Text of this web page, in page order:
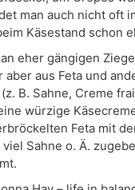
man auch nicht oft
Käsestand schon
eher gängigen
aus Feta und
B. Sahne, Creme
würzige
Feta mit
Sahne o. Ä.